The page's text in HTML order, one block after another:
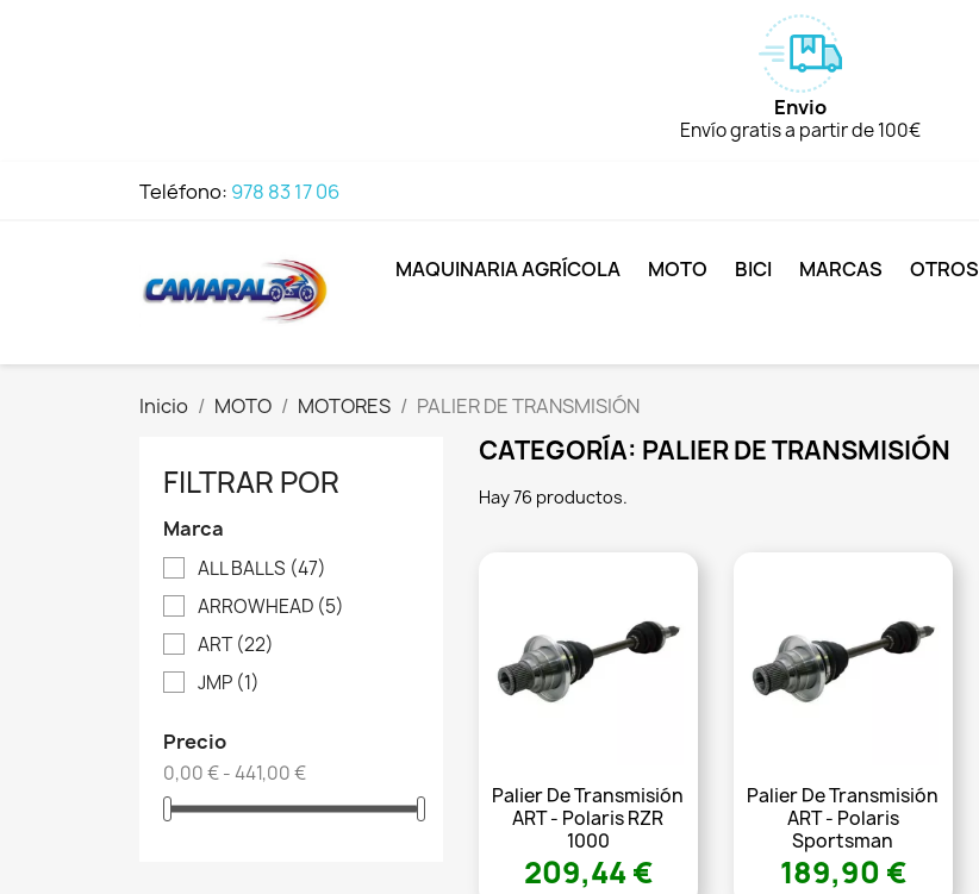
Envio
Envío gratis a partir de 100€
Teléfono: 978 83 17 06
MAQUINARIA AGRÍCOLA MOTO BICI MARCAS OTROS
Inicio MOTO MOTORES PALIER DE TRANSMISIÓN
FILTRAR POR
Marca
ALL BALLS (47)
ARROWHEAD (5)
ART(22)
JMP (1)
Precio
0,00 € - 441,00 €
CATEGORÍA: PALIER DE TRANSMISIÓN
Hay 76 productos.
Palier De Transmisión
ART - Polaris RZR
1000
209,44 €
Palier De Transmisión
ART - Polaris
Sportsman
189,90 €